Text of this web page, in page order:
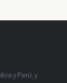
y Perú, y